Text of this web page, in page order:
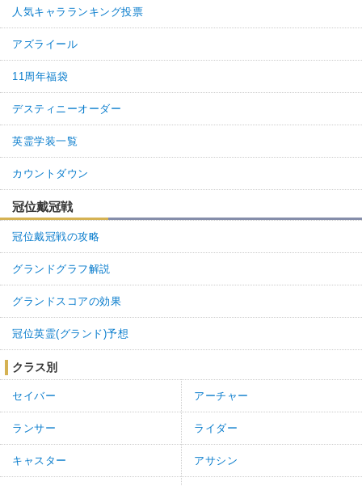
人気キャラランキング投票
アズライール
11周年福袋
デスティニーオーダー
英霊学装一覧
カウントダウン
冠位戴冠戦
冠位戴冠戦の攻略
グランドグラフ解説
グランドスコアの効果
冠位英霊(グランド)予想
クラス別
セイバー アーチャー
ランサー ライダー
キャスター アサシン